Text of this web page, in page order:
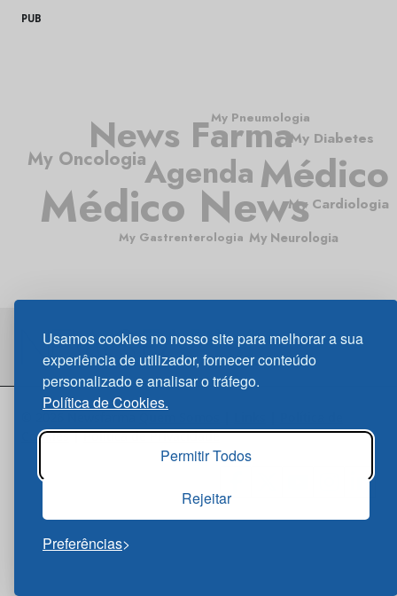
Usamos cookies no nosso site para melhorar a sua
experiência de utilizador, fornecer conteúdo
personalizado e analisar o tráfego.
Política de Cookies.
Permitir Todos
Rejeitar
Preferências
PUB
Agenda
News Farma
Médico News
Médico
My Oncologia
My Diabetes
My Cardiologia
My Gastrenterologia
My Pneumologia
My Neurologia
Cookies|Política de Privacidade